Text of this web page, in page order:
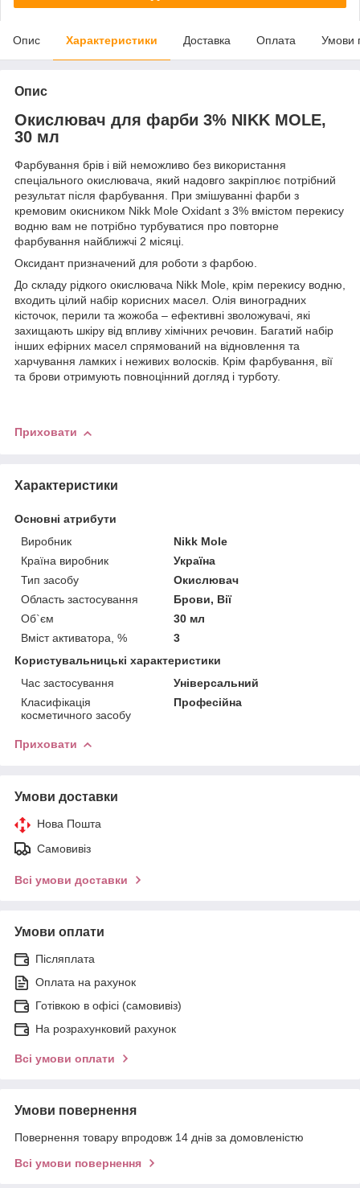
Опис Характеристики Доставка Оплата Умови
Опис
Окислювач для фарби 3% NIKK MOLE,
30 мл
Фарбування брів і вій неможливо без використання
спеціального окислювача, який надовго закріплює потрібний
результат після фарбування. При змішуванні фарби з
кремовим окисником Nikk Mole Oxidant з 3% вмістом перекису
водню вам не потрібно турбуватися про повторне
фарбування найближчі 2 місяці.
Оксидант призначений для роботи з фарбою.
До складу рідкого окислювача Nikk Mole, крім перекису водню,
входить цілий набір корисних масел. Олія виноградних
кісточок, перили та жожоба – ефективні зволожувачі, які
захищають шкіру від впливу хімічних речовин. Багатий набір
інших ефірних масел спрямований на відновлення та
харчування ламких і неживих волосків. Крім фарбування, вії
та брови отримують повноцінний догляд і турботу.
Приховати
Характеристики
Основні атрибути
Виробник
Nikk Mole
Країна виробник
Україна
Тип засобу
Окислювач
Область застосування
Брови, Вії
Об`єм
30 мл
Вміст активатора, %
3
Користувальницькі характеристики
Час застосування
Універсальний
Класифікація
косметичного засобу
Професійна
Приховати
Умови доставки
Нова Пошта
Самовивіз
Всі умови доставки
Умови оплати
Післяплата
Оплата на рахунок
Готівкою в офісі (самовивіз)
На розрахунковий рахунок
Всі умови оплати
Умови повернення
Повернення товару впродовж 14 днів за домовленістю
Всі умови повернення